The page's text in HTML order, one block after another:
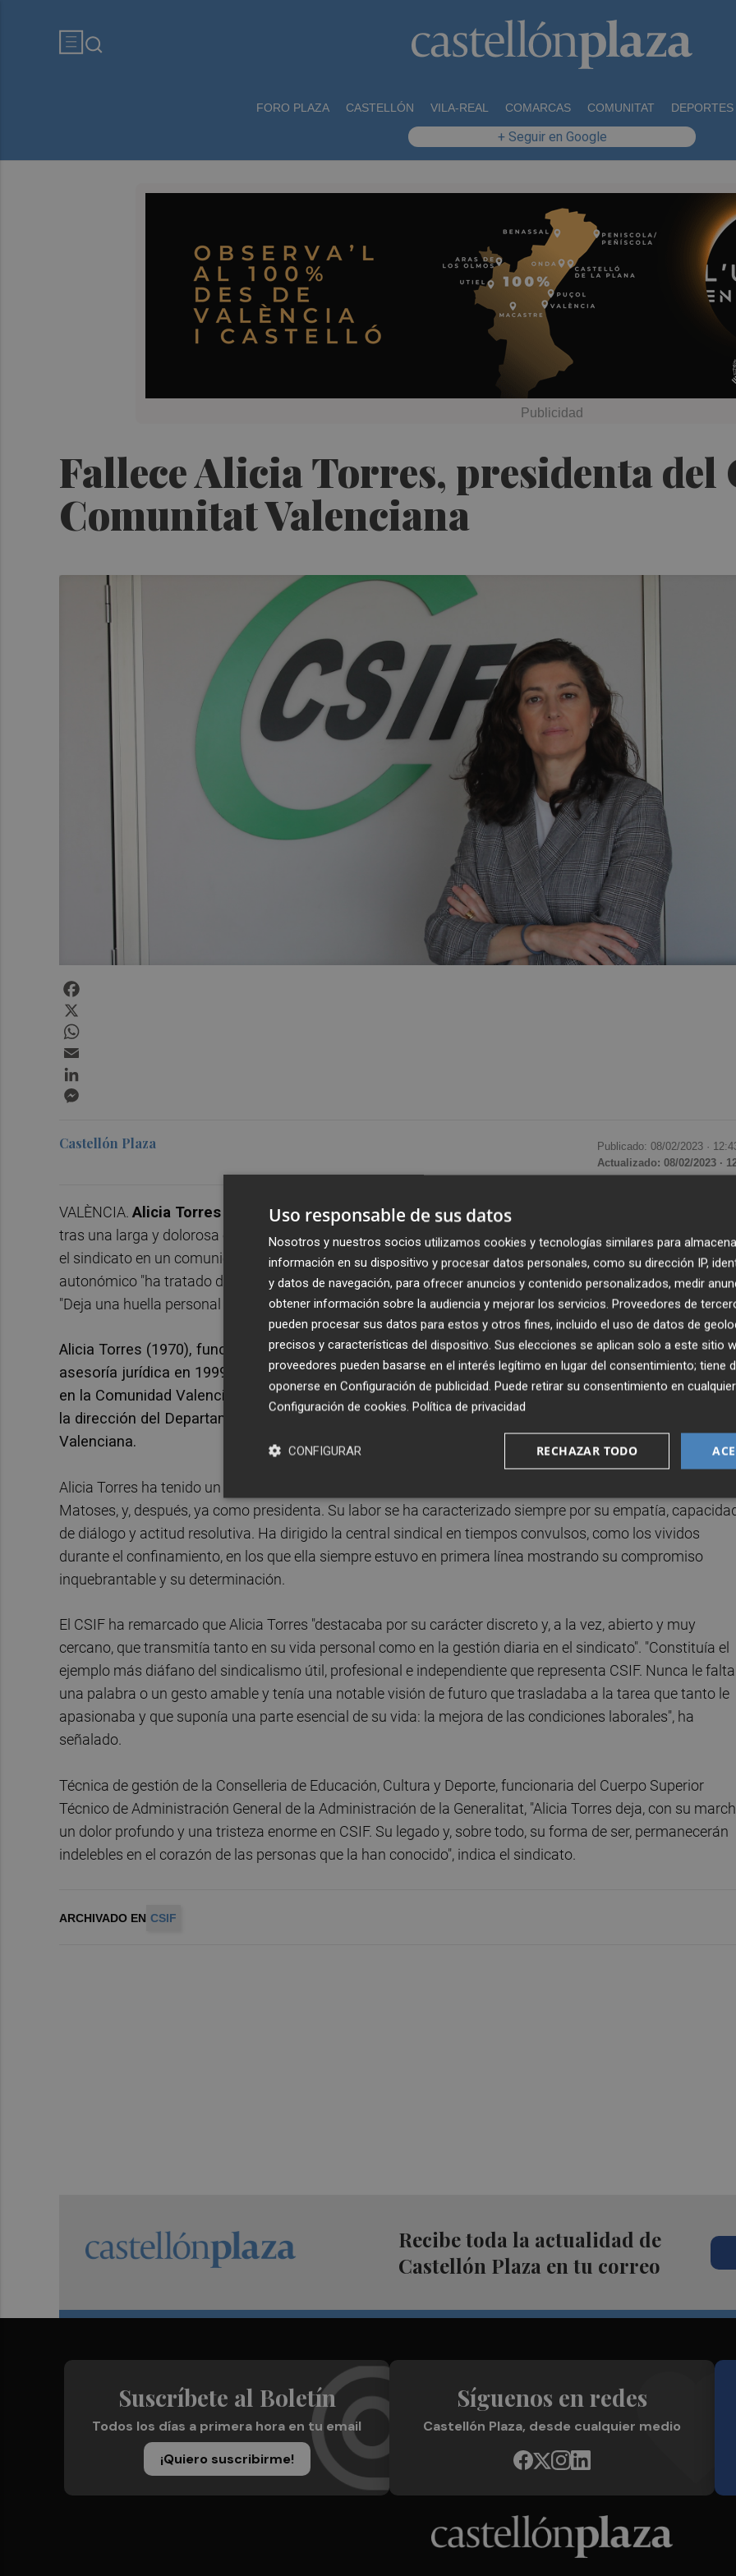
FORO PLAZA CASTELLÓN VILA-REAL COMARCAS COMUNITAT DEPORTES
+ Seguir en Google
Fallece Alicia Torres, presidenta del
Comunitat Valenciana
Castellón Plaza Publicado: 08/02/2023 ·
Actualizado: 08/02/2023 ·
VALÈNCIA. Alicia Torres Palanca, presidenta de CSIF Comunidad Valenciana, ha fallecido este miércoles
tras una larga y dolorosa enfermedad "que ha sobrellevado con una entereza impresionante", ha informado
el sindicato en un comunicado. La organización ha destacado que su máxima responsable a nivel
autonómico "ha tratado de estar pendiente, incluso en los peores momentos, del día a día del sindicato".
"Deja una huella personal enorme e imborrable y una tristeza inmensa en la central sindical", ha señalado.
Alicia Torres (1970), funcionaria de carrera de la Generalitat, inició su actividad vinculada a CSIF en la
asesoría jurídica en 1999. En 2004 asumió la dirección del Departamento de Formación del sindicato
en la Comunidad Valenciana, hasta que en 2007 fue elegida vicepresidenta, cargo que compaginó
la dirección del Departamento de Formación. Desde noviembre de 2019 presidía CSIF Comunidad
Valenciana.
Alicia Torres ha tenido un papel decisivo en el impulso del sindicato, primero como vicepresidenta de Daniel
Matoses, y, después, ya como presidenta. Su labor se ha caracterizado siempre por su empatía,
de diálogo y actitud resolutiva. Ha dirigido la central sindical en tiempos convulsos, como los vividos
durante el confinamiento, en los que ella siempre estuvo en primera línea mostrando su compromiso
inquebrantable y su determinación.
El CSIF ha remarcado que Alicia Torres "destacaba por su carácter discreto y, a la vez, abierto y muy
cercano, que transmitía tanto en su vida personal como en la gestión diaria en el sindicato". "Constituía el
ejemplo más diáfano del sindicalismo útil, profesional e independiente que representa CSIF. Nunca le
una palabra o un gesto amable y tenía una notable visión de futuro que trasladaba a la tarea que tanto le
apasionaba y que suponía una parte esencial de su vida: la mejora de las condiciones laborales", ha
señalado.
Técnica de gestión de la Conselleria de Educación, Cultura y Deporte, funcionaria del Cuerpo Superior
Técnico de Administración General de la Administración de la Generalitat, "Alicia Torres deja, con su
un dolor profundo y una tristeza enorme en CSIF. Su legado y, sobre todo, su forma de ser, permanecerán
indelebles en el corazón de las personas que la han conocido", indica el sindicato.
ARCHIVADO EN CSIF
Recibe toda la actualidad de
Castellón Plaza en tu correo
Suscríbete al Boletín
Todos los días a primera hora en tu email
¡Quiero suscribirme!
Síguenos en redes
Castellón Plaza, desde cualquier medio
Uso responsable de sus datos
Nosotros y nuestros socios utilizamos cookies y tecnologías similares para
información en su dispositivo y procesar datos personales, como su dirección IP,
y datos de navegación, para ofrecer anuncios y contenido personalizados, medir
obtener información sobre la audiencia y mejorar los servicios. Proveedores de
pueden procesar sus datos para estos y otros fines, incluido el uso de datos de
precisos y características del dispositivo. Sus elecciones se aplican solo a este sitio
proveedores pueden basarse en el interés legítimo en lugar del consentimiento; tiene
oponerse en Configuración de publicidad. Puede retirar su consentimiento en
Configuración de cookies. Política de privacidad
RECHAZAR TODO
CONFIGURAR